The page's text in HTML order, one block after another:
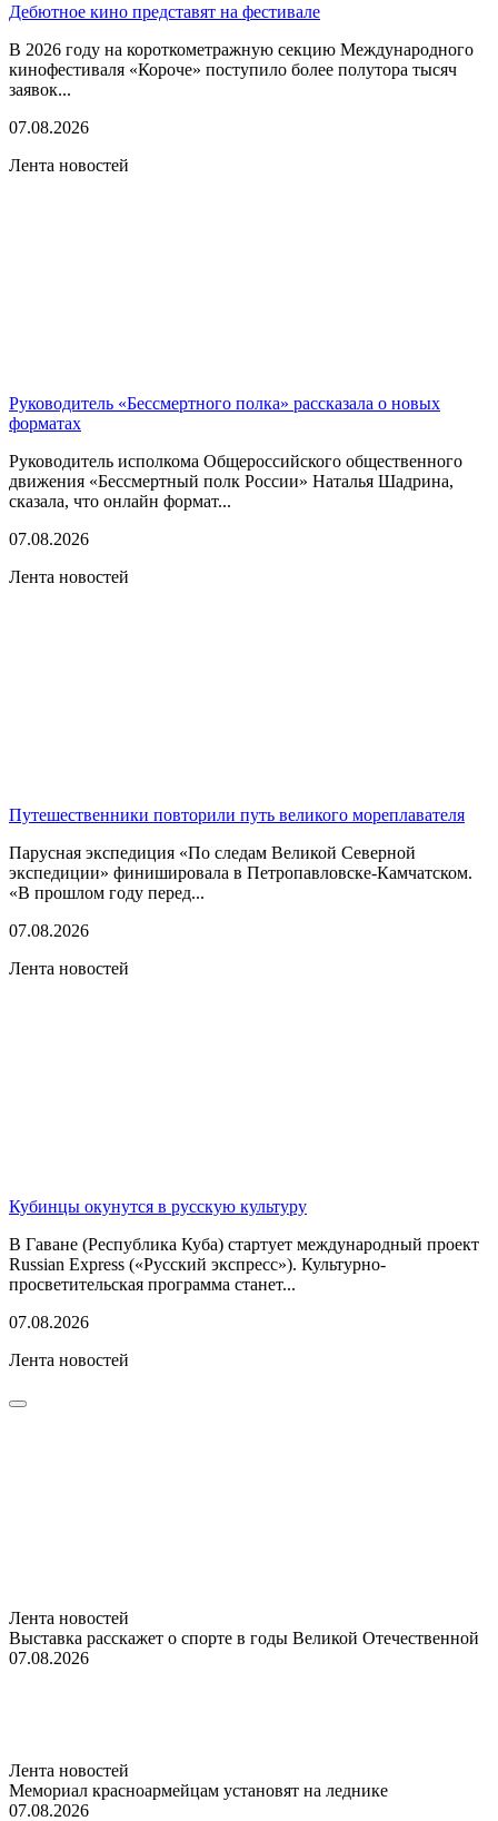
Дебютное кино представят на фестивале
В 2026 году на короткометражную секцию Международного
кинофестиваля «Короче» поступило более полутора тысяч
заявок...
07.08.2026
Лента новостей
Руководитель «Бессмертного полка» рассказала о новых
форматах
Руководитель исполкома Общероссийского общественного
движения «Бессмертный полк России» Наталья Шадрина,
сказала, что онлайн формат...
07.08.2026
Лента новостей
Путешественники повторили путь великого мореплавателя
Парусная экспедиция «По следам Великой Северной
экспедиции» финишировала в Петропавловске-Камчатском.
«В прошлом году перед...
07.08.2026
Лента новостей
Кубинцы окунутся в русскую культуру
В Гаване (Республика Куба) стартует международный проект
Russian Express («Русский экспресс»). Культурно-
просветительская программа станет...
07.08.2026
Лента новостей
Лента новостей
Выставка расскажет о спорте в годы Великой Отечественной
07.08.2026
Лента новостей
Мемориал красноармейцам установят на леднике
07.08.2026